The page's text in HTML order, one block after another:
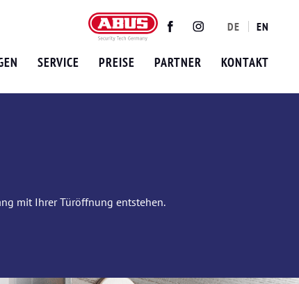
TwitterFacebookInstagram
DE EN
SERVICE PREISE PARTNER KONTAKT
mit Ihrer Türöffnung entstehen.